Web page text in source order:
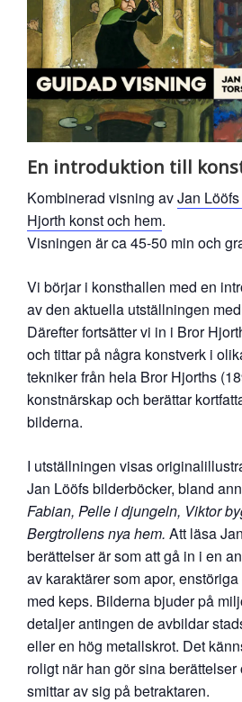
En introduktion till
Kombinerad visning avJan
Hjorth konst och hem.
Visningen är ca 45-50 min och
Vi börjar i konsthallen med en
av den aktuella utställningen
Därefter fortsätter vi in i Bror
och tittar på några konstverk i
tekniker från hela Bror Hjorths
konstnärskap och berättar
bilderna.
I utställningen visas
Jan Lööfs bilderböcker, bland
Fabian, Pelle i djungeln, Viktor
Bergtrollens nya hem. Att läsa
berättelser är som att gå in i en
av karaktärer som apor,
med keps. Bilderna bjuder på
detaljer antingen de avbildar
eller en hög metallskrot. Det
roligt när han gör sina
smittar av sig på betraktaren.